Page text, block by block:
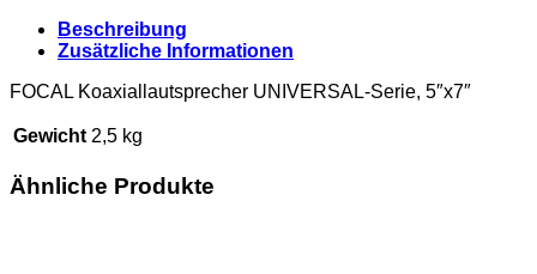
Beschreibung
Zusätzliche Informationen
FOCAL Koaxiallautsprecher UNIVERSAL-Serie, 5″x7″
Gewicht 2,5 kg
Ähnliche Produkte